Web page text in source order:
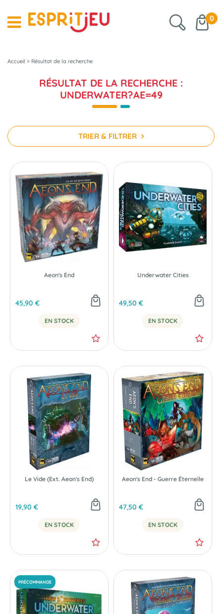
0
Accueil > Résultat de la recherche
RÉSULTAT DE LA RECHERCHE :
UNDERWATER?AE=49
TRIER & FILTRER
Aeon's End
45,90 €
EN STOCK
Underwater Cities
49,50 €
EN STOCK
Le Vide (Ext. Aeon's End)
19,90 €
EN STOCK
Aeon's End - Guerre Éternelle
47,50 €
EN STOCK